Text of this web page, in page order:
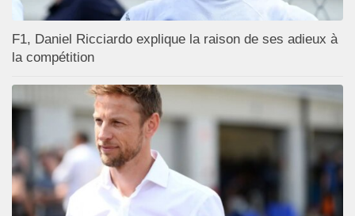
F1, Daniel Ricciardo explique la raison de ses adieux à
la compétition